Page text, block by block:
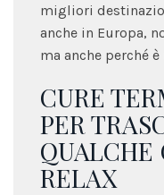
migliori
anche in Europa,
ma anche perché
CURE
PER
QUALCHE
RELAX